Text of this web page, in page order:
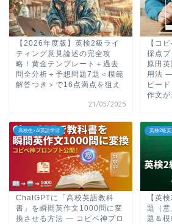
【2026年度版】英検2級ライ
ティング意見論述の完全攻
略！黄金テンプレート＋過去
問全分析＋予想問題7題＜模範
解答つき＞で16点満点を狙え
21/05/2025
【コ
採点
原田
用法
ピー
作文
高校生×AI英語学習
ChatGPTに「高校英語教科
書」を瞬間英作文1000問に変
換させる方法 ― コピペ神プロ
英検2級
【英
題（
題＆